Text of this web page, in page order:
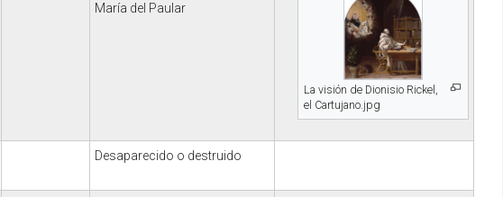
María del Paular
La visión de Dionisio Rickel,
el Cartujano.jpg
Desaparecido o destruido